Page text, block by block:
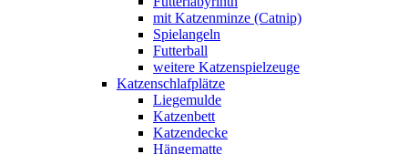
mit Katzenminze (Catnip)
Spielangeln
Futterball
weitere Katzenspielzeuge
Katzenschlafplätze
Liegemulde
Katzenbett
Katzendecke
Hängematte